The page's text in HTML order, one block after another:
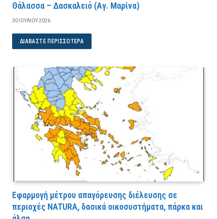
Θάλασσα – Δασκαλειό (Αγ. Μαρίνα)
30 ΙΟΥΛΊΟΥ 2026
ΔΙΑΒΆΣΤΕ ΠΕΡΙΣΣΌΤΕΡΑ
Εφαρμογή μέτρου απαγόρευσης διέλευσης σε
περιοχές NATURA, δασικά οικοσυστήματα, πάρκα και